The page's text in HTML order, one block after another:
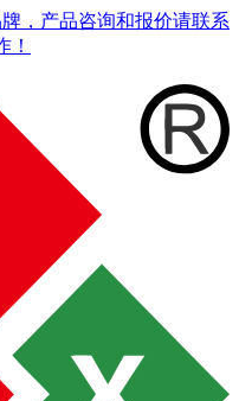
，产品咨询和报价请联系
！